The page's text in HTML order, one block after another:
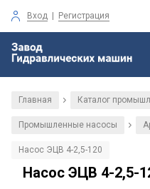
Вход | Регистрация
Главная / Каталог
Промышленные насосы /
Насос ЭЦВ 4-2,5-120
Насос ЭЦВ 4-2,5-